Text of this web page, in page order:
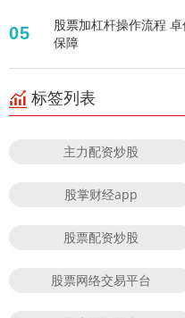
05
股票加杠杆操作流程
保障
标签列表
主力配资炒股
股掌财经app
股票配资炒股
股票网络交易平台